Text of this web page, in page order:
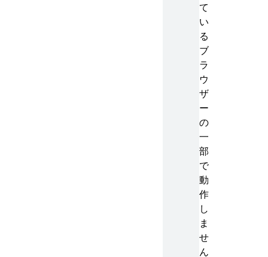
て
い
る
ブ
ラ
ウ
ザ
ー
の
一
部
で
動
作
し
ま
せ
ん